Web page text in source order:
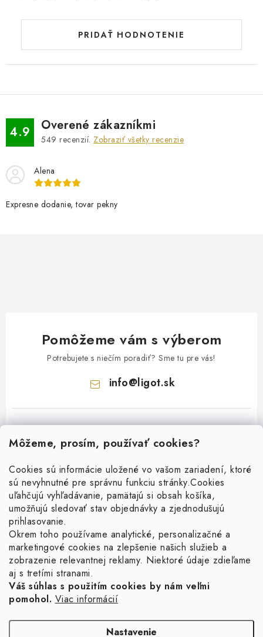
Môžeme, prosím, používať cookies?
Cookies sú informácie uložené vo vašom zariadení, ktoré
sú nevyhnutné pre správnu funkciu stránky.Cookies
uľahčujú vyhľadávanie, pamätajú si obsah košíka,
umožňujú sledovať stav objednávky a zjednodušujú
prihlasovanie.
Okrem toho používame analytické, personalizačné a
marketingové cookies na zlepšenie našich služieb a
zobrazenie relevantnej reklamy. Niektoré údaje zdieľame
aj s tretími stranami.
Váš súhlas s použitím cookies by nám veľmi
pomohol. Viac informácií
Nastavenie
PRIDAŤ HODNOTENIE
4.9 Overené zákazníkmi
549 recenzií. Zobraziť všetky recenzie
Alena
Expresne dodanie, tovar pekny
Pomôžeme vám s výberom
Potrebujete s niečím poradiť? Sme tu pre vás!
info@ligot.sk
Facebook
Obľúbené šperky
Náušnice
Prstene
Informácie pre vás